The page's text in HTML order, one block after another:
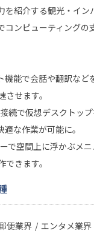
を紹介する観光・イン
コンピューティングの
能で会話や翻訳など
せます。
続で仮想デスクトップ
な作業が可能に。
で空間上に浮かぶメ
きます。
便業界 エンタメ業界